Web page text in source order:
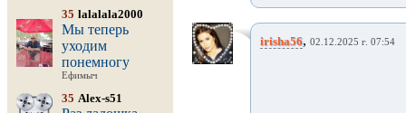
35 lalalala2000
Мы теперь
уходим
понемногу
Ефимыч
35 Alex-s51
irisha56, 02.12.2025 г. 07:54